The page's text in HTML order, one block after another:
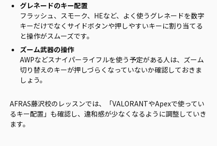
グレネードのキー配置
フラッシュ、スモーク、HEなど、よく使うグレネードを数字
キーだけでなくサイドボタンや押しやすいキーに割り当てる
と操作がスムーズです。
ズーム武器の操作
AWPなどスナイパーライフルを使う予定がある人は、ズーム
切り替えのキーが押しづらくなっていないか確認しておきま
しょう。
AFRAS藤沢校のレッスンでは、「VALORANTやApexで使ってい
るキー配置」も確認し、違和感が少なくなるように調整していき
ます。